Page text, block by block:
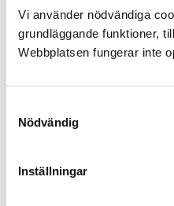
Vi använder nödvändiga
grundläggande funktioner,
Webbplatsen fungerar inte
Nödvändig
Inställningar
Men om de yttre
är svåra
scenkonsten.
– Kriget har i hög
februari 2022
klassikerna.